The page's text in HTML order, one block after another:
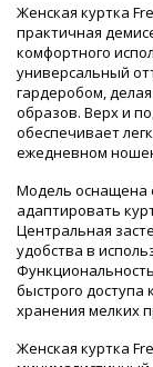
Женская куртка
практичная
комфортного
универсальный
гардеробом,
образов. Верх и
обеспечивает
ежедневном
Модель оснащена
адаптировать
Центральная
удобства в
быстрого
хранения мелких
Женская куртка